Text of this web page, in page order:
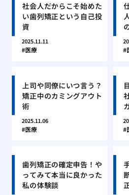
社会人だからこそ始めた
い歯列矯正という自己投
資
2025.11.11
医療
上司や同僚にいつ言う？
矯正中のカミングアウト
術
2025.11.06
医療
歯列矯正の確定申告！や
ってみて本当に良かった
私の体験談